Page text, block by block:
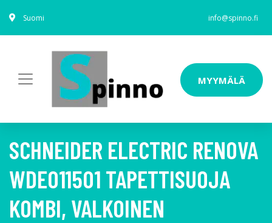
Suomi info@spinno.fi
MYYMÄLÄ
SCHNEIDER ELECTRIC RENOVA
WDE011501 TAPETTISUOJA
KOMBI, VALKOINEN